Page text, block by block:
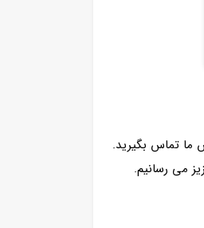
ما تماس بگیرید.
می رسانیم.